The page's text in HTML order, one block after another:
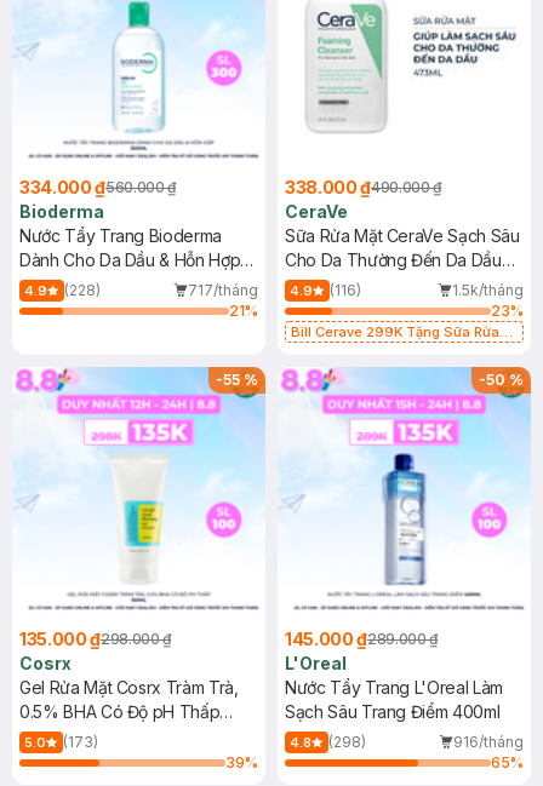
334.000 ₫560.000 ₫
Bioderma
Nước Tẩy Trang Bioderma
Dành Cho Da Dầu & Hỗn Hợp
500ml
4.9 (228)
717/tháng
21%
338.000 ₫490.000 ₫
CeraVe
Sữa Rửa Mặt CeraVe Sạch Sâu
Cho Da Thường Đến Da Dầu
473ml
4.9 (116)
1.5k/tháng
23%
Bill Cerave 299K Tặng Sữa Rửa
-55%
135.000 ₫298.000 ₫
Cosrx
Gel Rửa Mặt Cosrx Tràm Trà,
0.5% BHA Có Độ pH Thấp
150ml
5.0
(173)
39%
-50%
145.000 ₫289.000 ₫
L'Oreal
Nước Tẩy Trang L'Oreal Làm
Sạch Sâu Trang Điểm 400ml
4.8 (298)
916/tháng
65%